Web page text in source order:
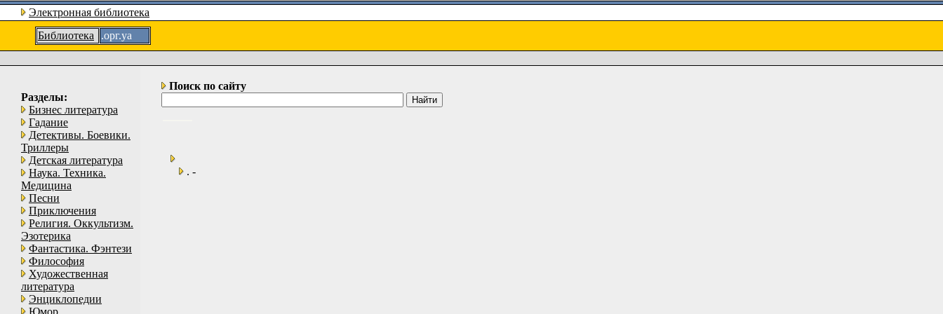
Электронная библиотека
Библиотека
.орг.уа
Разделы:
Бизнес литература
Гадание
Детективы. Боевики.
Триллеры
Детская литература
Наука. Техника.
Медицина
Песни
Приключения
Религия. Оккультизм.
Эзотерика
Фантастика. Фэнтези
Философия
Художественная
литература
Энциклопедии
Юмор
Поиск по сайту
. -